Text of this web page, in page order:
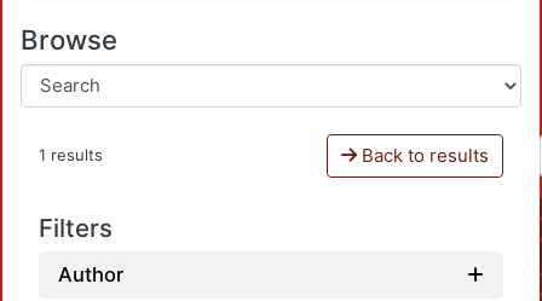
Browse
1 results Back to results
Filters
Author